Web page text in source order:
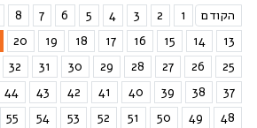
הקודם 1
2
3
4
5
6
7
8
13
14
15
16
17
18
19
20
25
26
27
28
29
30
31
32
37
38
39
40
41
42
43
44
48
49
50
51
52
53
54
55